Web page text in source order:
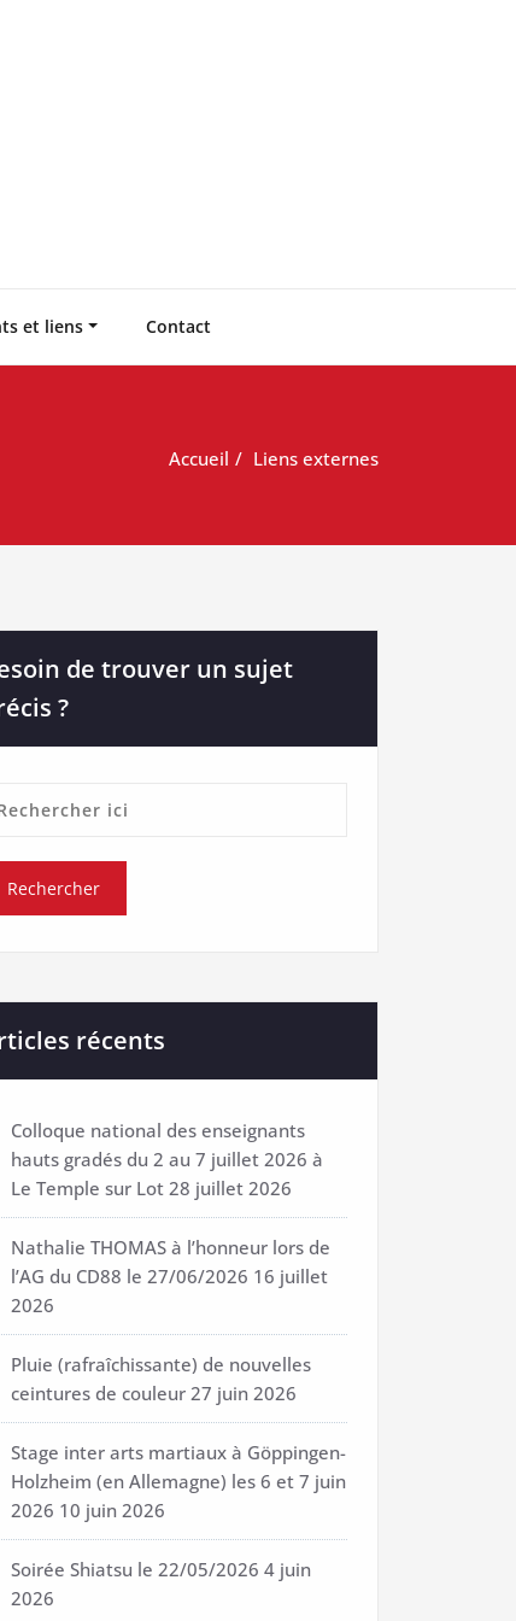
et liens Contact
Accueil Liens externes
de trouver un sujet
?
récents
Colloque national des enseignants
hauts gradés du 2 au 7 juillet 2026 à
Le Temple sur Lot 28 juillet 2026
Nathalie THOMAS à l’honneur lors de
l’AG du CD88 le 27/06/2026 16 juillet
2026
Pluie (rafraîchissante) de nouvelles
ceintures de couleur 27 juin 2026
Stage inter arts martiaux à Göppingen-
Holzheim (en Allemagne) les 6 et 7 juin
2026 10 juin 2026
Soirée Shiatsu le 22/05/2026 4 juin
2026